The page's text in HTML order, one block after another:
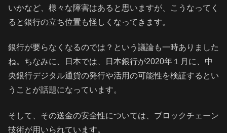
いかなど、様々な障害はあると思いますが、こうなってく
ると銀行の立ち位置も怪しくなってきます。
銀行が要らなくなるのでは？という議論も一時ありました
ね。ちなみに、日本では、日本銀行が2020年１月に、中
央銀行デジタル通貨の発行や活用の可能性を検証するとい
うことが話題になっています。
そして、その送金の安全性については、ブロックチェーン
技術が用いられています。